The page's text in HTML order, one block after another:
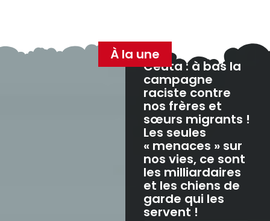
À la une
Ceuta : à bas la
campagne
raciste contre
nos frères et
sœurs migrants !
Les seules
« menaces » sur
nos vies, ce sont
les milliardaires
et les chiens de
garde qui les
servent !